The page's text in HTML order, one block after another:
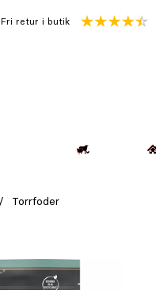
Fri retur i butik
Torrfoder